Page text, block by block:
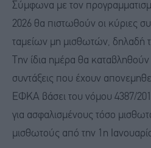
Σύμφωνα με τον
2026 θα πιστωθούν οι κύριες
ταμείων μη μισθωτών,
Την ίδια ημέρα θα καταβληθούν
συντάξεις που έχουν
ΕΦΚΑ βάσει του νόμου 4387/
για ασφαλισμένους τόσο
μισθωτούς από την 1η